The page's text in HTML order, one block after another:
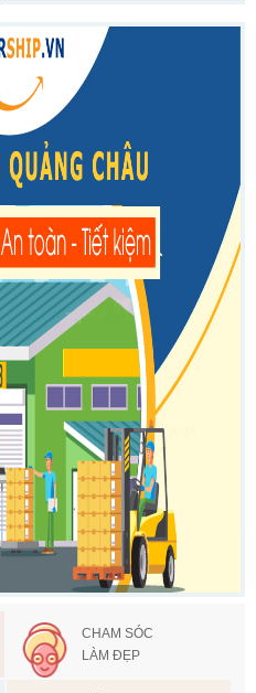
CHAM SÓC
LÀM ĐẸP